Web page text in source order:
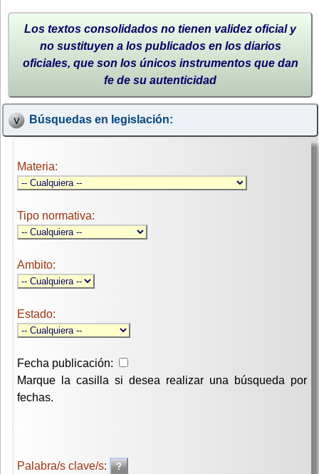
Los textos consolidados no tienen validez oficial y
no sustituyen a los publicados en los diarios
oficiales, que son los únicos instrumentos que dan
fe de su autenticidad
Búsquedas en legislación:
Materia:
Tipo normativa:
Ambito:
Estado:
Fecha publicación:
Marque la casilla si desea realizar una búsqueda por
fechas.
Palabra/s clave/s: